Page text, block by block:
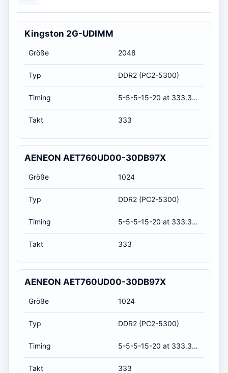
Kingston 2G-UDIMM
Größe 2048
Typ DDR2 (PC2-5300)
Timing 5-5-5-15-20 at 333.3 MHz, at 1.8 volts (CL-RCD-RP-RAS-RC)
Takt 333
AENEON AET760UD00-30DB97X
Größe 1024
Typ DDR2 (PC2-5300)
Timing 5-5-5-15-20 at 333.3 MHz, at 1.8 volts (CL-RCD-RP-RAS-RC)
Takt 333
AENEON AET760UD00-30DB97X
Größe 1024
Typ DDR2 (PC2-5300)
Timing 5-5-5-15-20 at 333.3 MHz, at 1.8 volts (CL-RCD-RP-RAS-RC)
Takt 333